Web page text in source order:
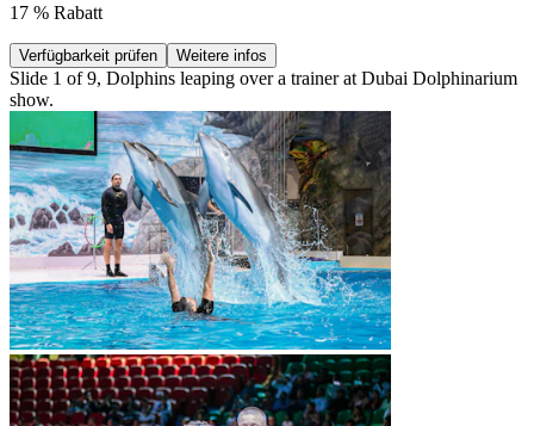
17 % Rabatt
Verfügbarkeit prüfen Weitere infos
Slide 1 of 9, Dolphins leaping over a trainer at Dubai Dolphinarium
show.